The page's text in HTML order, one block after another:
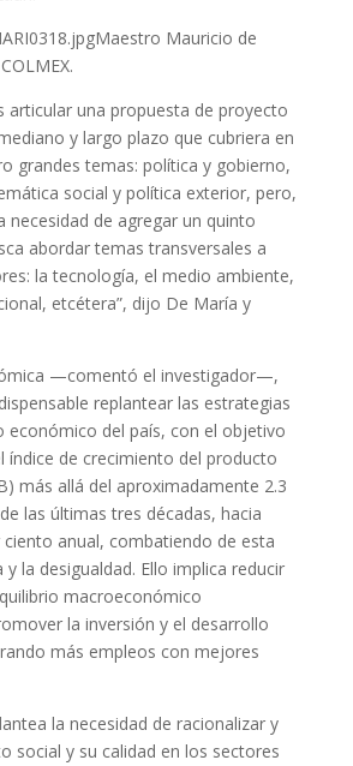
Maestro Mauricio de
articular una propuesta de proyecto
y largo plazo que cubriera en
grandes temas: política y gobierno,
social y política exterior, pero,
necesidad de agregar un quinto
abordar temas transversales a
la tecnología, el medio ambiente,
etcétera”, dijo De María y
—comentó el investigador—,
replantear las estrategias
económico del país, con el objetivo
índice de crecimiento del producto
más allá del aproximadamente 2.3
las últimas tres décadas, hacia
anual, combatiendo de esta
la desigualdad. Ello implica reducir
macroeconómico
la inversión y el desarrollo
más empleos con mejores
la necesidad de racionalizar y
social y su calidad en los sectores